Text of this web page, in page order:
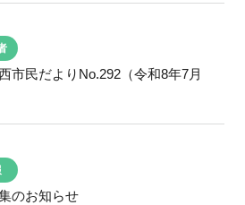
市民だよりNo.292（令和8年7月
のお知らせ